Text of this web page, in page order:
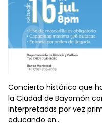
Concierto histórico que
la Ciudad de Bayamón
interpretadas por vez
educando en…